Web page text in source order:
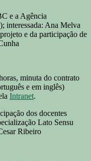
e a Agência
interessada: Ana Melva
e da participação de
minuta do contrato
e em inglês)
Intranet.
dos docentes
Lato Sensu
Ribeiro